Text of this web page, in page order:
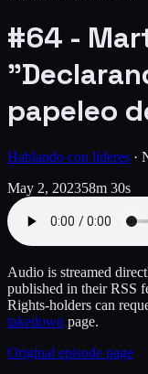
#64 -
papeleo
Hablando con líderes ·
May 2, 202358m 30s
Audio is streamed
published in their RSS
Rights-holders can
takedown page.
Original episode page